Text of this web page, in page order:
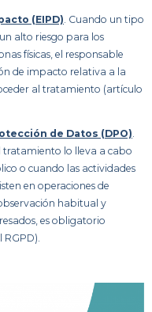
(EIPD) . Cuando un tipo
alto riesgo para los
físicas, el responsable
de impacto relativa a la
al tratamiento (artículo
de Datos (DPO)
tratamiento lo lleva a cabo
o cuando las actividades
en operaciones de
habitual y
es obligatorio